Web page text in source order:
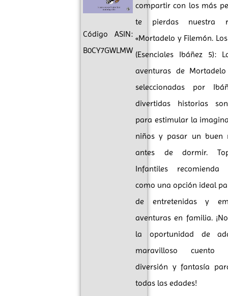
Código ASIN:
B0CY7GWLMW
compartir con los más
te pierdas nuestra
«Mortadelo y Filemón.
(Esenciales Ibáñez 5):
aventuras de
seleccionadas por
divertidas historias
para estimular la
niños y pasar un buen
antes de dormir.
Infantiles
como una opción ideal
de entretenidas y
aventuras en familia.
la oportunidad de
maravilloso
diversión y fantasía
todas las edades!